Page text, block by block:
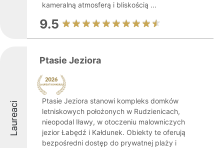
kameralną atmosferą i bliskością ...
9.5
Laureaci
Ptasie Jeziora
Ptasie Jeziora stanowi kompleks domków
letniskowych położonych w Rudzienicach,
nieopodal Iławy, w otoczeniu malowniczych
jezior Łabędź i Kałdunek. Obiekty te oferują
bezpośredni dostęp do prywatnej plaży i